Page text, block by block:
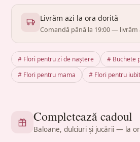
Livrăm azi la ora dorită
Comandă până la 19:00 — livrăm
# Flori pentru zi de naștere
# Buchete
# Flori pentru mama
# Flori pentru
Completează cadoul
Baloane, dulciuri și jucării — la